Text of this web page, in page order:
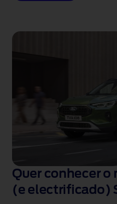
Quer conhecer
(e electrificado)